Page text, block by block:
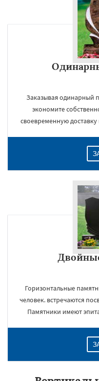
Заказывая одинарный
экономите
своевременную доставку
Горизонтальные
человек. встречаются
Памятники имеют